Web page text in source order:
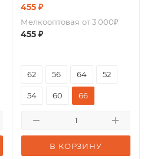
455 ₽
Мелкооптовая от 3 000₽
455 ₽
В КОРЗИНУ
62 56 64 52
54 60 66